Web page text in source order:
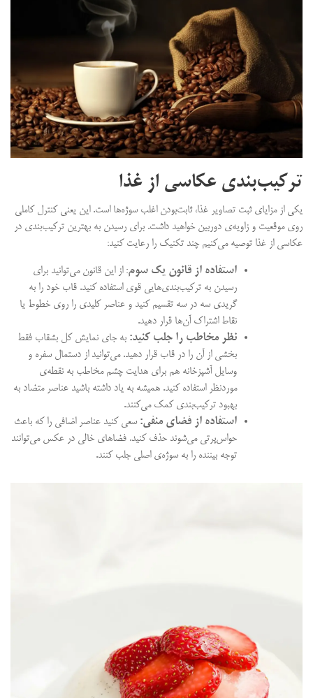
ترکیب‌بندی عکاسی از غذا
یکی از مزایای ثبت تصاویر غذا، ثابت‌بودن اغلب سوژه‌ها است. این یعنی کنترل کاملی
روی موقعیت و زاویه‌ی دوربین خواهید داشت. برای رسیدن به بهترین ترکیب‌بندی در
عکاسی از غذا توصیه می‌کنیم چند تکنیک را رعایت کنید:
استفاده از قانون یک سوم: از این قانون می‌توانید برای
رسیدن به ترکیب‌بندی‌هایی قوی استفاده کنید. قاب خود را به
گریدی سه در سه تقسیم کنید و عناصر کلیدی را روی خطوط یا
نقاط اشتراک آن‌ها قرار دهید.
نظر مخاطب را جلب کنید: به جای نمایش کل بشقاب فقط
بخشی از آن را در قاب قرار دهید. می‌توانید از دستمال سفره و
وسایل آشپزخانه هم برای هدایت چشم مخاطب به نقطه‌ی
موردنظر استفاده کنید. همیشه به یاد داشته باشید عناصر متضاد به
بهبود ترکیب‌بندی کمک می‌کنند.
استفاده از فضای منفی: سعی کنید عناصر اضافی را که باعث
حواس‌پرتی می‌شوند حذف کنید. فضاهای خالی در عکس می‌توانند
توجه بیننده را به سوژ‌ه‌ی اصلی جلب کنند.